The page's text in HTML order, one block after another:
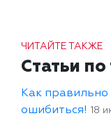
ЧИТАЙТЕ ТАКЖЕ
Статьи по
Как правильно
ошибиться! 18